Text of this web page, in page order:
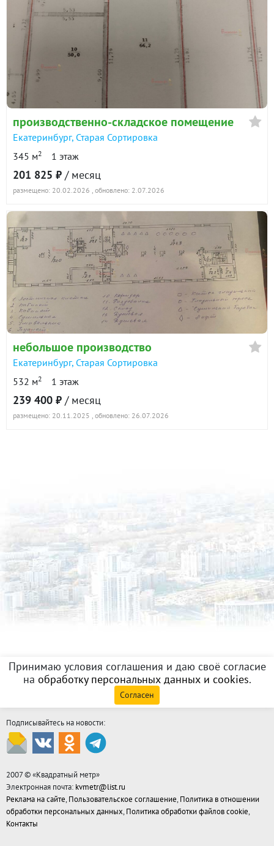
производственно-складское помещение
Екатеринбург, Старая Сортировка
345 м2 1 этаж
201 825 ₽ / месяц
размещено: 20.02.2026 , обновлено: 2.07.2026
небольшое производство
Екатеринбург, Старая Сортировка
532 м2 1 этаж
239 400 ₽ / месяц
размещено: 20.11.2025 , обновлено: 26.07.2026
Принимаю условия соглашения и даю своё согласие
на обработку персональных данных и cookies.
Согласен
Подписывайтесь на новости:
2007 © «Квадратный метр»
Электронная почта: kvmetr@list.ru
Реклама на сайте,Пользовательское соглашение,Политика в отношении
обработки персональных данных,Политика обработки файлов cookie,
Контакты